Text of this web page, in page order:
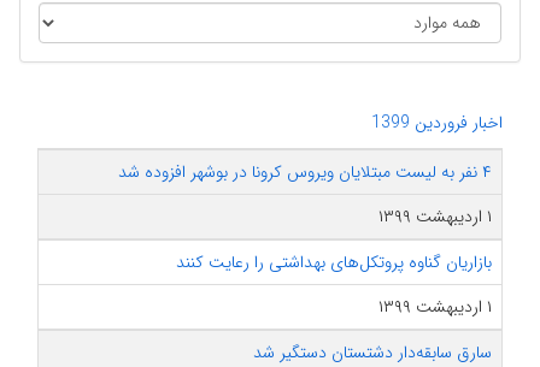
اخبار فروردین 1399
۴ نفر به لیست مبتلایان ویروس کرونا در بوشهر افزوده شد
۱ اردیبهشت ۱۳۹۹
بازاریان گناوه پروتکل‌های بهداشتی را رعایت کنند
۱ اردیبهشت ۱۳۹۹
سارق سابقه‌دار دشتستان دستگیر شد